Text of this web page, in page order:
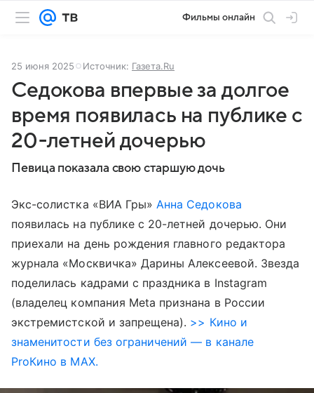
Фильмы онлайн
25 июня 2025 Источник: Газета.Ru
Седокова впервые за долгое
время появилась на публике с
20-летней дочерью
Певица показала свою старшую дочь
Экс-солистка «ВИА Гры»Анна Седокова
появилась на публике с 20-летней дочерью. Они
приехали на день рождения главного редактора
журнала «Москвичка» Дарины Алексеевой. Звезда
поделилась кадрами с праздника в Instagram
(владелец компания Meta признана в России
экстремистской и запрещена). >> Кино и
знаменитости без ограничений — в канале
ProКино в MAX.